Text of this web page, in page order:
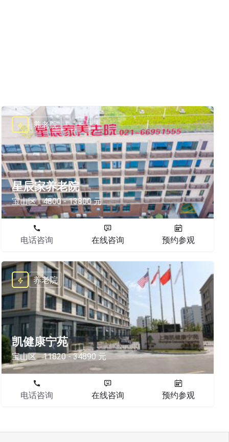
星辰家养老院
宝山区 4800 - 13800 元
养老院
电话咨询 在线咨询 预约参观
凯健康宁苑
宝山区 11820 - 34890 元
养老院
电话咨询 在线咨询 预约参观